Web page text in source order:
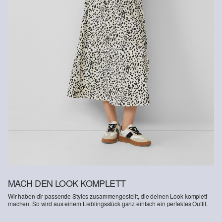
Im Bereich nachhaltig zertifizierter Fasern engagieren wir uns für
Naturfasern aus erneuerbaren Quellen. Ihre Rohstoffe sind
ressourcenschonend angebaut.
Verantwortungsvollere Viskose: Dieses Produkt enthält
verantwortungsvollere Viskose. Für die Produktion wird
ausschliesslich Holz aus zertifizierter Forstwirtschaft verwendet. Im
Herstellungsprozess werden sowohl der Wasserverbrauch als
auch die Treibhausgasemissionen im Vergleich zu anderen nicht
zertifizierten Naturfasern stark reduziert.
MACH DEN LOOK KOMPLETT
Wir haben dir passende Styles zusammengestellt, die deinen Look komplett
machen. So wird aus einem Lieblingsstück ganz einfach ein perfektes Outfit.